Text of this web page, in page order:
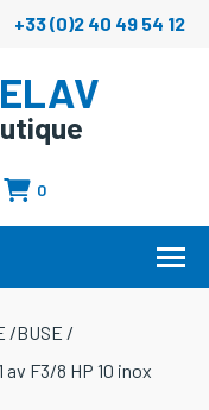
+33 (0)2 40 49 54 12
0
/BUSE /
F3/8 HP 10 inox